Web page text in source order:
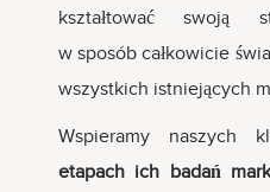
kształtować swoją
w sposób całkowicie
wszystkich istniejących
Wspieramy naszych
etapach ich badań